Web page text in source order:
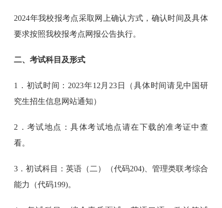
2024年我校报考点采取网上确认方式，确认时间及具体
要求按照我校报考点网报公告执行。
二、考试科目及形式
1．初试时间：2023年12月23日（具体时间请见中国研
究生招生信息网站通知）
2．考试地点：具体考试地点请在下载的准考证中查
看。
3．初试科目：英语（二）（代码204)、管理类联考综合
能力（代码199)。